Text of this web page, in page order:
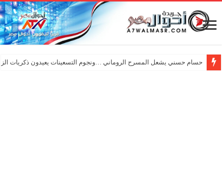
حسام حسني يشعل المسرح الروماني …ونجوم التسعينات يعيدون ذكريات